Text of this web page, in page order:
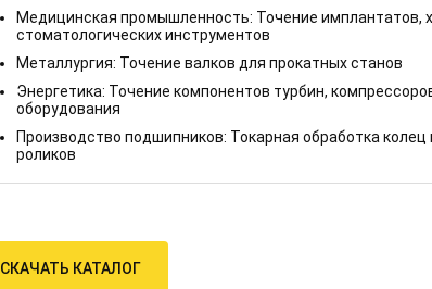
Медицинская промышленность: Точение имплантатов,
стоматологических инструментов
Металлургия: Точение валков для прокатных станов
Энергетика: Точение компонентов турбин,
оборудования
Производство подшипников: Токарная обработка
роликов
СКАЧАТЬ КАТАЛОГ